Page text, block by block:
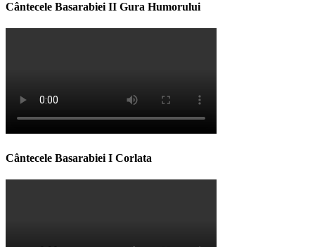
Cântecele Basarabiei II Gura Humorului
Cântecele Basarabiei I Corlata